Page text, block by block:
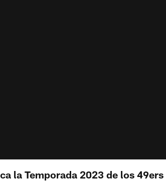
la Temporada 2023 de los 49ers